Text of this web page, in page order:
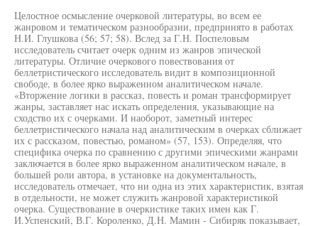
Целостное осмысление очерковой литературы, во всем ее
жанровом и тематическом разнообразии, предпринято в работах
Н.И. Глушкова (56; 57; 58). Вслед за Г.Н. Поспеловым
исследователь считает очерк одним из жанров эпической
литературы. Отличие очеркового повествования от
беллетристического исследователь видит в композиционной
свободе, в более ярко выраженном аналитическом начале.
«Вторжение логики в рассказ, повесть и роман трансформирует
жанры, заставляет нас искать определения, указывающие на
сходство их с очерками. И наоборот, заметный интерес
беллетристического начала над аналитическим в очерках сближает
их с рассказом, повестью, романом» (57, 153). Определяя, что
специфика очерка по сравнению с другими эпическими жанрами
заключается в более ярко выраженном аналитическом начале, в
большей роли автора, в установке на документальность,
исследователь отмечает, что ни одна из этих характеристик, взятая
в отдельности, не может служить жанровой характеристикой
очерка. Существование в очеркистике таких имен как Г.
И.Успенский, В.Г. Короленко, Д.Н. Мамин - Сибиряк показывает,